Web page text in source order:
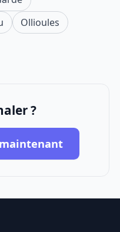
Ollioules
?